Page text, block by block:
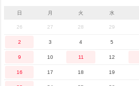
日 月 火 水
26 27 28 29
2 3 4 5
9 10 11 12
16 17 18 19